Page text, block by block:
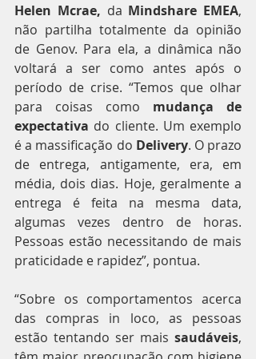
Helen Mcrae, da Mindshare EMEA,
não partilha totalmente da opinião
de Genov. Para ela, a dinâmica não
voltará a ser como antes após o
período de crise. “Temos que olhar
para coisas como mudança de
expectativa do cliente. Um exemplo
é a massificação do Delivery. O prazo
de entrega, antigamente, era, em
média, dois dias. Hoje, geralmente a
entrega é feita na mesma data,
algumas vezes dentro de horas.
Pessoas estão necessitando de mais
praticidade e rapidez”, pontua.
“Sobre os comportamentos acerca
das compras in loco, as pessoas
estão tentando ser mais saudáveis,